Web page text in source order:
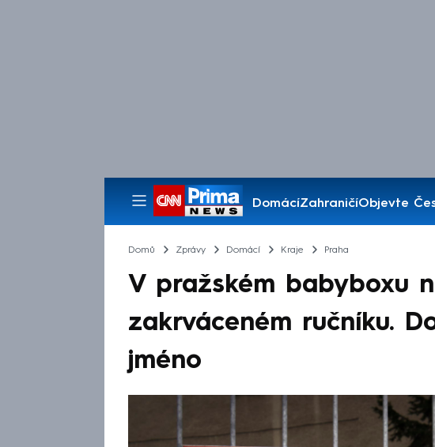
DomácíZahraničíObjevte
Pořady
Domů Zprávy Domácí Kraje Praha
V pražském babyboxu
zakrváceném ručníku.
jméno